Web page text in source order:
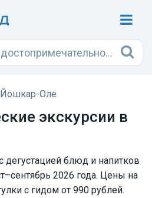
Йошкар-Оле
экскурсии в
дегустацией блюд и напитков
2026 года. Цены на
с гидом от 990 рублей.